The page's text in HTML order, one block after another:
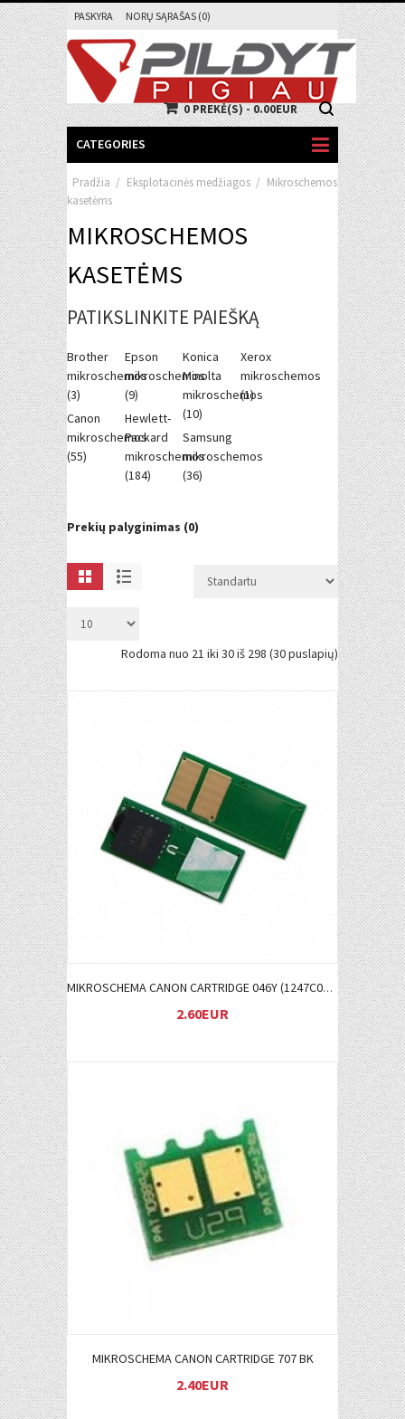
PASKYRA NORŲ SĄRAŠAS (0)
0 PREKĖ(S) - 0.00EUR
CATEGORIES
Pradžia / Eksplotacinės medžiagos / Mikroschemos
kasetėms
MIKROSCHEMOS
KASETĖMS
PATIKSLINKITE PAIEŠKĄ
Brother
mikroschemos
(3)
Canon
mikroschemos
(55)
Epson
mikroschemos
(9)
Hewlett-
Packard
mikroschemos
(184)
Konica
Minolta
mikroschemos
(10)
Samsung
mikroschemos
(36)
Xerox
mikroschemos
(1)
Prekių palyginimas (0)
Rodoma nuo 21 iki 30 iš 298 (30 puslapių)
Į KREPŠELĮ
MIKROSCHEMA CANON CARTRIDGE 046Y (1247C002)
2.60EUR
Į KREPŠELĮ
MIKROSCHEMA CANON CARTRIDGE 707 BK
2.40EUR